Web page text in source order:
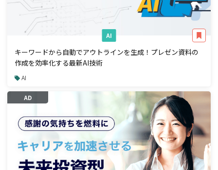
AI
キーワードから自動でアウトラインを生成！プレゼン資料の
作成を効率化する最新AI技術
AI
AD